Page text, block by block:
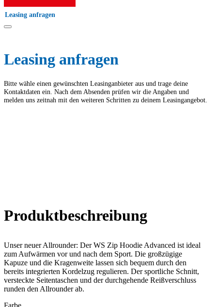
Leasing anfragen
Leasing anfragen
Bitte wähle einen gewünschten Leasing­anbieter aus und trage deine
Kontakt­daten ein. Nach dem Absenden prüfen wir die Angaben und
melden uns zeitnah mit den weiteren Schritten zu deinem Leasing­angebot.
Produkt­beschreibung
Unser neuer Allrounder: Der WS Zip Hoodie Advanced ist ideal
zum Aufwärmen vor und nach dem Sport. Die großzügige
Kapuze und die Kragenweite lassen sich bequem durch den
bereits integrierten Kordelzug regulieren. Der sportliche Schnitt,
versteckte Seitentaschen und der durchgehende Reißverschluss
runden den Allrounder ab.
Farbe